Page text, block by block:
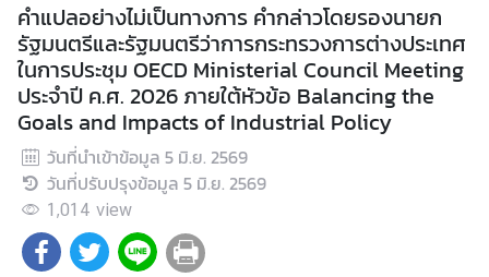
ะ
ท
ร
ว
ง
ก
า
ร
ต่
า
คำแปลอย่างไม่เป็นทางการ คำกล่าวโดยรองนายก
รัฐมนตรีและรัฐมนตรีว่าการกระทรวงการต่างประเทศ
ในการประชุม OECD Ministerial Council Meeting
ประจำปี ค.ศ. 2026 ภายใต้หัวข้อ Balancing the
Goals and Impacts of Industrial Policy
วันที่นำเข้าข้อมูล 5 มิ.ย. 2569
วันที่ปรับปรุงข้อมูล 5 มิ.ย. 2569
1,014 view